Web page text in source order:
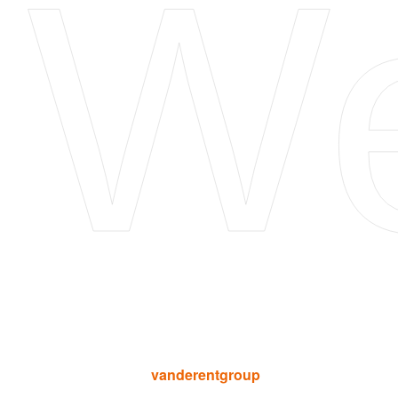
vanderentgroup